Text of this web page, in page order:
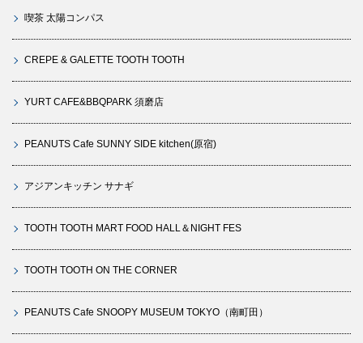
喫茶 太陽コンパス
CREPE & GALETTE TOOTH TOOTH
YURT CAFE&BBQPARK 須磨店
PEANUTS Cafe SUNNY SIDE kitchen(原宿)
アジアンキッチン サナギ
TOOTH TOOTH MART FOOD HALL＆NIGHT FES
TOOTH TOOTH ON THE CORNER
PEANUTS Cafe SNOOPY MUSEUM TOKYO（南町田）